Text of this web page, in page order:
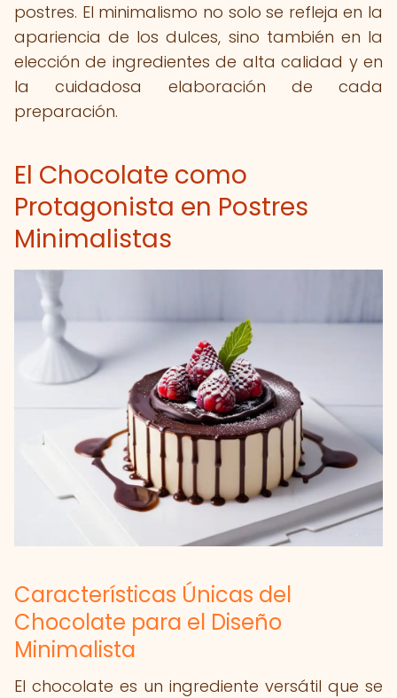
postres. El minimalismo no solo se refleja en la
apariencia de los dulces, sino también en la
elección de ingredientes de alta calidad y en
la cuidadosa elaboración de cada
preparación.
El Chocolate como
Protagonista en Postres
Minimalistas
Características Únicas del
Chocolate para el Diseño
Minimalista
El chocolate es un ingrediente versátil que se